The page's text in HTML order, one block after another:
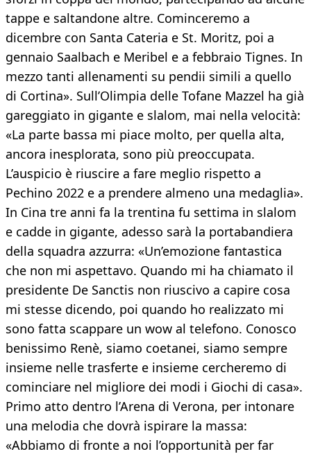
tappe e saltandone altre. Cominceremo a
dicembre con Santa Cateria e St. Moritz, poi a
gennaio Saalbach e Meribel e a febbraio Tignes. In
mezzo tanti allenamenti su pendii simili a quello
di Cortina». Sull’Olimpia delle Tofane Mazzel ha già
gareggiato in gigante e slalom, mai nella velocità:
«La parte bassa mi piace molto, per quella alta,
ancora inesplorata, sono più preoccupata.
L’auspicio è riuscire a fare meglio rispetto a
Pechino 2022 e a prendere almeno una medaglia».
In Cina tre anni fa la trentina fu settima in slalom
e cadde in gigante, adesso sarà la portabandiera
della squadra azzurra: «Un’emozione fantastica
che non mi aspettavo. Quando mi ha chiamato il
presidente De Sanctis non riuscivo a capire cosa
mi stesse dicendo, poi quando ho realizzato mi
sono fatta scappare un wow al telefono. Conosco
benissimo Renè, siamo coetanei, siamo sempre
insieme nelle trasferte e insieme cercheremo di
cominciare nel migliore dei modi i Giochi di casa».
Primo atto dentro l’Arena di Verona, per intonare
una melodia che dovrà ispirare la massa:
«Abbiamo di fronte a noi l’opportunità per far